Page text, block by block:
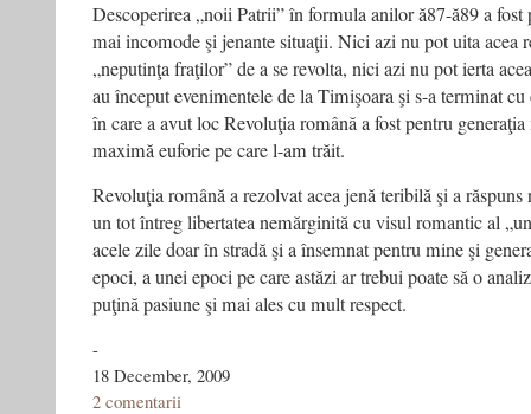
Descoperirea „noii Patrii” în formula anilor ă87-ă89 a
mai incomode şi jenante situaţii. Nici azi nu pot uita acea
„neputinţa fraţilor” de a se revolta, nici azi nu pot ierta
au început evenimentele de la Timişoara şi s-a terminat
în care a avut loc Revoluţia română a fost pentru
maximă euforie pe care l-am trăit.
Revoluţia română a rezolvat acea jenă teribilă şi a
un tot întreg libertatea nemărginită cu visul romantic al
acele zile doar în stradă şi a însemnat pentru mine şi
epoci, a unei epoci pe care astăzi ar trebui poate să o
puţină pasiune şi mai ales cu mult respect.
-
18 December, 2009
2 comentarii